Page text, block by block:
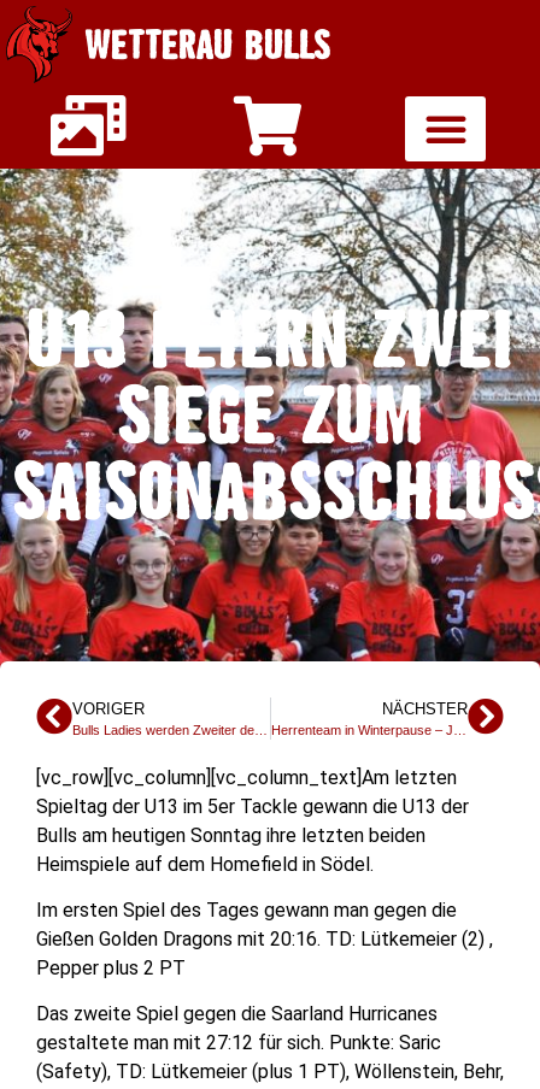
WETTERAU BULLS
U13 FEIERN ZWEI
SIEGE ZUM
VORIGER NÄCHSTER
[vc_row][vc_column][vc_column_text]Am letzten
Spieltag der U13 im 5er Tackle gewann die U13 der
Bulls am heutigen Sonntag ihre letzten beiden
Heimspiele auf dem Homefield in Södel.
Im ersten Spiel des Tages gewann man gegen die
Gießen Golden Dragons mit 20:16. TD: Lütkemeier (2) ,
Pepper plus 2 PT
Das zweite Spiel gegen die Saarland Hurricanes
gestaltete man mit 27:12 für sich. Punkte: Saric
(Safety), TD: Lütkemeier (plus 1 PT), Wöllenstein, Behr,